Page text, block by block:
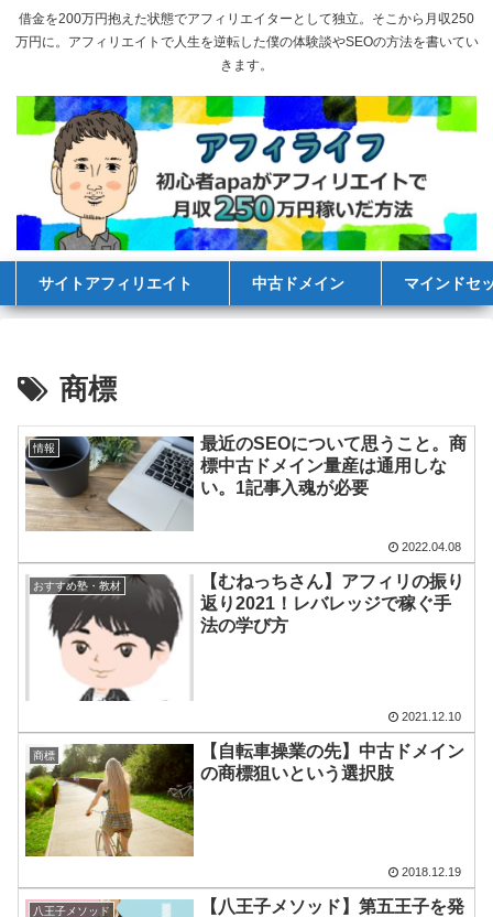
借金を200万円抱えた状態でアフィリエイターとして独立。そこから月収250
万円に。アフィリエイトで人生を逆転した僕の体験談やSEOの方法を書いてい
きます。
サイトアフィリエイト 中古ドメイン マインドセ
商標
情報
最近のSEOについて思うこと。商
標中古ドメイン量産は通用しな
い。1記事入魂が必要
2022.04.08
おすすめ塾・教材
【むねっちさん】アフィリの振り
返り2021！レバレッジで稼ぐ手
法の学び方
2021.12.10
商標
【自転車操業の先】中古ドメイン
の商標狙いという選択肢
2018.12.19
八王子メソッド
【八王子メソッド】第五王子を発